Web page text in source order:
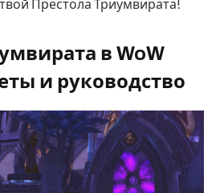
Престола Триумвирата!
в WoW
и руководство